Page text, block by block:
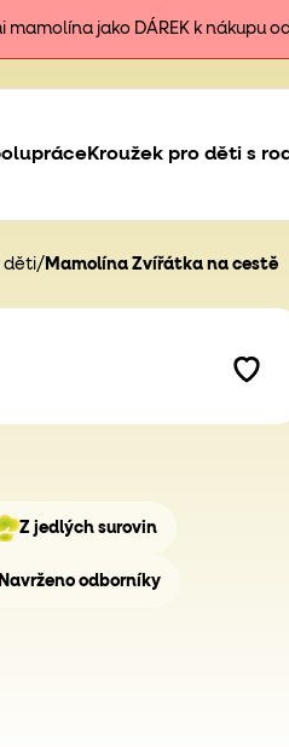
mamolína jako DÁREK k nákupu
Kroužek pro děti s
děti/ Mamolína Zvířátka na cestě
Z jedlých surovin
Navrženo odborníky